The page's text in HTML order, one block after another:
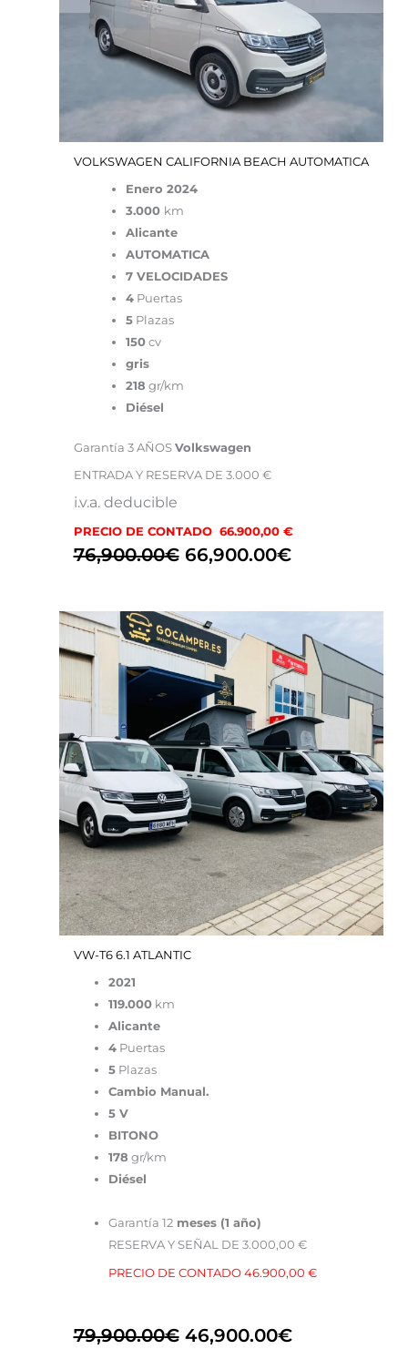
VOLKSWAGEN CALIFORNIA BEACH AUTOMATICA
Enero 2024
3.000 km
Alicante
AUTOMATICA
7 VELOCIDADES
4Puertas
5Plazas
150cv
gris
218 gr/km
Diésel
Garantía 3 AÑOS Volkswagen
ENTRADA Y RESERVA DE 3.000 €
i.v.a. deducible
PRECIO DE CONTADO 66.900,00 €
76,900.00€ 66,900.00€
VW-T6 6.1 ATLANTIC
2021
119.000km
Alicante
4Puertas
5Plazas
Cambio Manual.
5 V
BITONO
178 gr/km
Diésel
Garantía 12meses (1 año)
RESERVA Y SEÑAL DE 3.000,00 €
PRECIO DE CONTADO 46.900,00 €
79,900.00€
El
precio
original
era:
79,900.00€.
46,900.00€
precio
actual
es:
46,900.00€.